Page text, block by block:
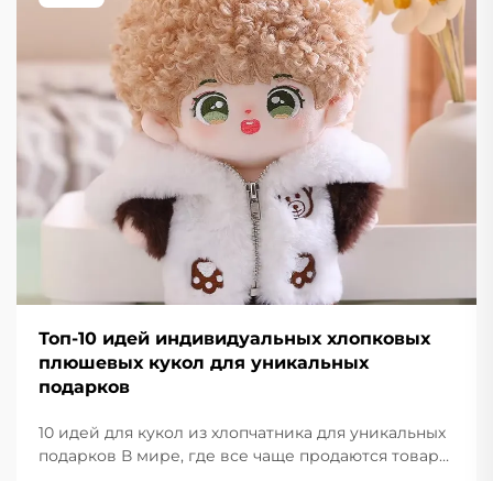
Топ-10 идей индивидуальных хлопковых
плюшевых кукол для уникальных
подарков
10 идей для кукол из хлопчатника для уникальных
подарков В мире, где все чаще продаются товары,